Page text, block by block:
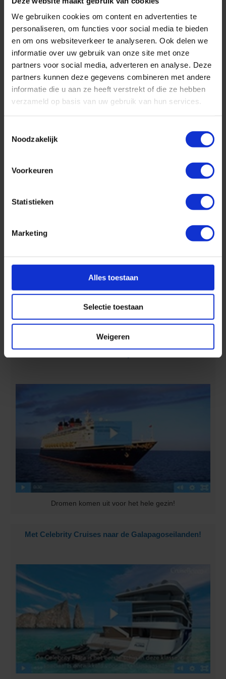
We gebruiken cookies om content en advertenties te
personaliseren, om functies voor social media te bieden
en om ons websiteverkeer te analyseren. Ook delen we
informatie over uw gebruik van onze site met onze
partners voor social media, adverteren en analyse. Deze
partners kunnen deze gegevens combineren met andere
informatie die u aan ze heeft verstrekt of die ze hebben
verzameld op basis van uw gebruik van hun services.
Noodzakelijk
Voorkeuren
Statistieken
Marketing
Alles toestaan
Selectie toestaan
Weigeren
Geniet in ultraluxe van wonderschone bestemmingen :-)
Cruise met Norwegian Cruise Line naar Hawaii!
Ontdek 4 tropische eilanden in 7 dagen :-)
Dromen komen uit voor het hele gezin!
Met Celebrity Cruises naar de Galapagoseilanden!